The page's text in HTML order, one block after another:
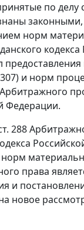
по делу
законными,
норм
кодекса
и норм
Арбитражного
Федерации.
288
права
и
новое